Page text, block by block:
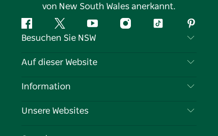
von New South Wales anerkannt.
FacebookTwitter YouTubeInstagramTikTok
Besuchen Sie NSW
Kontaktieren Sie uns
Cookie-Hinweis
Auf dieser Website
Reiseziele
Information
Reiseinformationen
Unsere Websites